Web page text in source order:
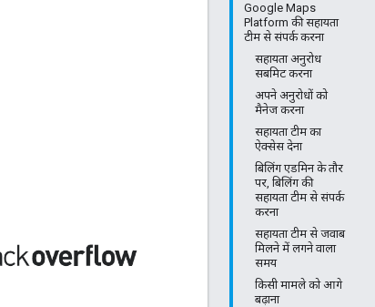
Google Maps
Platform की सहायता
टीम से संपर्क करना
सहायता अनुरोध
सबमिट करना
अपने अनुरोधों को
मैनेज करना
सहायता टीम का
ऐक्सेस देना
बिलिंग एडमिन के तौर
पर, बिलिंग की
सहायता टीम से संपर्क
करना
सहायता टीम से जवाब
मिलने में लगने वाला
समय
किसी मामले को आगे
बढ़ाना